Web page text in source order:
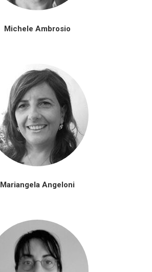
Michele Ambrosio
Mariangela Angeloni